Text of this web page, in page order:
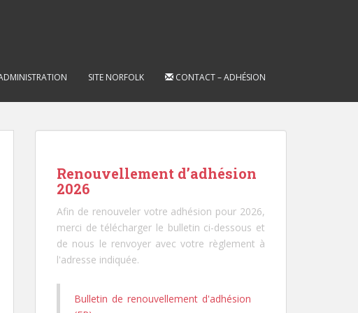
SITE NORFOLK CONTACT – ADHÉSION
Renouvellement d’adhésion
2026
Afin de renouveler votre adhésion pour 2026,
merci de télécharger le bulletin ci-dessous et
de nous le renvoyer avec votre règlement à
l'adresse indiquée.
Bulletin de renouvellement d'adhésion